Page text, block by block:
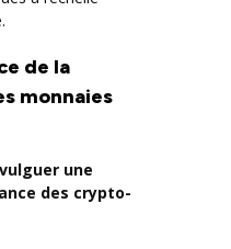
de la
monnaies
une
des crypto-